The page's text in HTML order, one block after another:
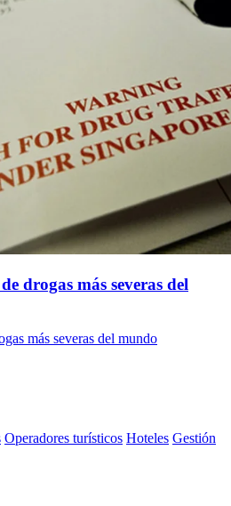
drogas más severas del
más severas del mundo
Operadores turísticos Hoteles Gestión